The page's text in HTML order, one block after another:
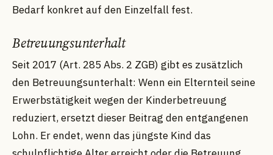
Bedarf konkret auf den Einzelfall fest.
Betreuungsunterhalt
Seit 2017 (Art. 285 Abs. 2 ZGB) gibt es zusätzlich
den Betreuungsunterhalt: Wenn ein Elternteil seine
Erwerbstätigkeit wegen der Kinderbetreuung
reduziert, ersetzt dieser Beitrag den entgangenen
Lohn. Er endet, wenn das jüngste Kind das